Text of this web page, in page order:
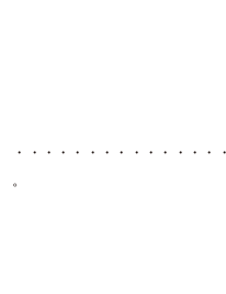
・・・・・・・・・・・・・・
。